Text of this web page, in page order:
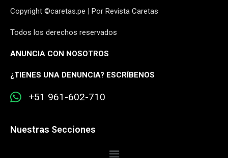
Copyright ©caretas.pe | Por Revista Caretas
Todos los derechos reservados
ANUNCIA CON NOSOTROS
¿TIENES UNA DENUNCIA? ESCRÍBENOS
+51 961-602-710
Nuestras Secciones